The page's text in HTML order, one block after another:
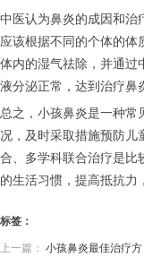
中医认为鼻炎的成因和治
应该根据不同的个体的体
体内的湿气祛除，并通过
液分泌正常，达到治疗鼻
总之，小孩鼻炎是一种常
况，及时采取措施预防儿
合、多学科联合治疗是比
的生活习惯，提高抵抗力
标签：
上一篇： 小孩鼻炎最佳治疗方